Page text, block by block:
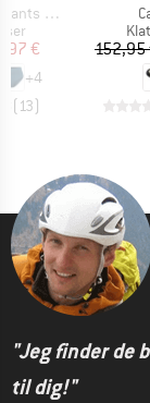
Slite
pris
€
+4
(13)
152,95
"Jeg finder de
til dig!"